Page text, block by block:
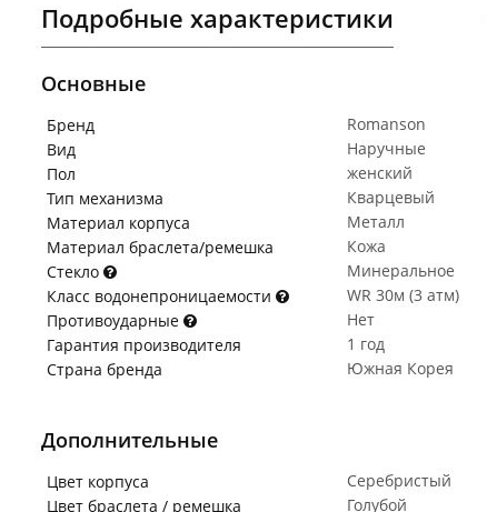
Подробные характеристики
Основные
Бренд
Romanson
Вид
Наручные
Пол
женский
Тип механизма
Кварцевый
Материал корпуса
Металл
Материал браслета/ремешка
Кожа
Стекло
Минеральное
Класс водонепроницаемости
WR 30м (3 атм)
Противоударные
Нет
Гарантия производителя
1 год
Страна бренда
Южная Корея
Дополнительные
Цвет корпуса
Серебристый
Цвет браслета / ремешка
Голубой